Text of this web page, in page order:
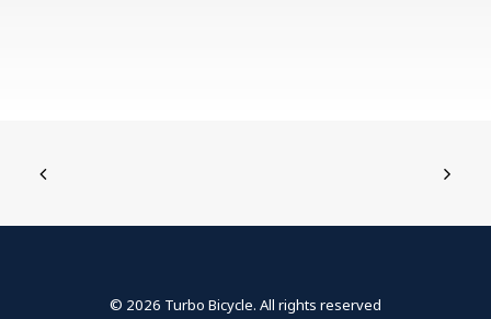
© 2026 Turbo Bicycle. All rights reserved